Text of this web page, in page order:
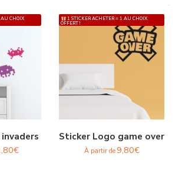
AU CHOIX
€
1 STICKER ACHETER = 1 AU CHOIX
OFFERT !
Sticker Logo game over
À partir de9,80€